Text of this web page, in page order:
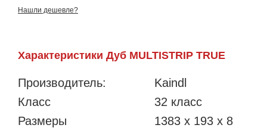
Нашли дешевле?
Характеристики Дуб MULTISTRIP TRUE
Производитель:
Kaindl
Класс
32 класс
Размеры
1383 х 193 x 8